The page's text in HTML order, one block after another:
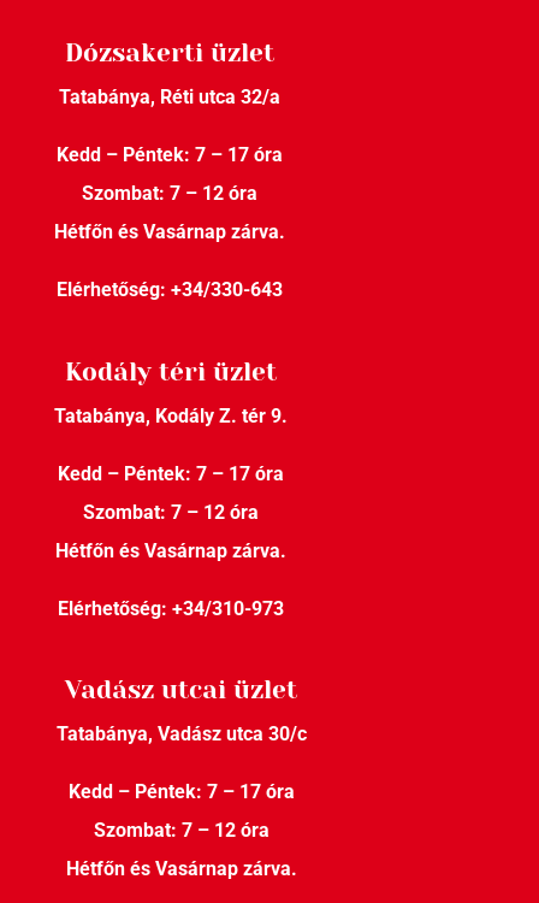
Dózsakerti üzlet
Tatabánya, Réti utca 32/a
Kedd – Péntek: 7 – 17 óra
Szombat: 7 – 12 óra
Hétfőn és Vasárnap zárva.
Elérhetőség: +34/330-643
Kodály téri üzlet
Tatabánya, Kodály Z. tér 9.
Kedd – Péntek: 7 – 17 óra
Szombat: 7 – 12 óra
Hétfőn és Vasárnap zárva.
Elérhetőség: +34/310-973
Vadász utcai üzlet
Tatabánya, Vadász utca 30/c
Kedd – Péntek: 7 – 17 óra
Szombat: 7 – 12 óra
Hétfőn és Vasárnap zárva.